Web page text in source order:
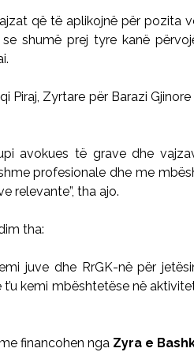
që të aplikojnë për pozita
se shumë prej tyre kanë
Piraj, Zyrtare për Barazi
avokues të grave dhe
profesionale dhe me
relevante”, tha ajo.
tha:
juve dhe RrGK-në për
t’u kemi mbështetëse në
financohen nga Zyra e